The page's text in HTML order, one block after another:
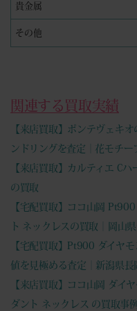
貴金属
その他
関連する買取実績
【来店買取】ポンテヴェキ
ンドリングを査定｜花モチー
【来店買取】カルティエ C
の買取
【宅配買取】ココ山岡
ト ネックレスの買取｜岡山
【宅配買取】Pt900 ダイヤ
値を見極める査定｜新潟県長
【来店買取】ココ山岡 ダイ
ダント ネックレス の買取事